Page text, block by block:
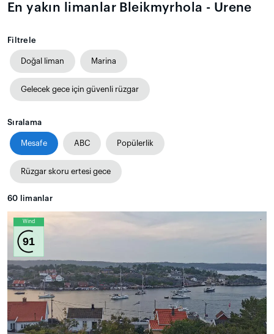
En yakın limanlar Bleikmyrhola - Urene
Filtrele
Doğal liman Marina
Gelecek gece için güvenli rüzgar
Sıralama
Mesafe ABC Popülerlik
Rüzgar skoru ertesi gece
60 limanlar
Wind
91